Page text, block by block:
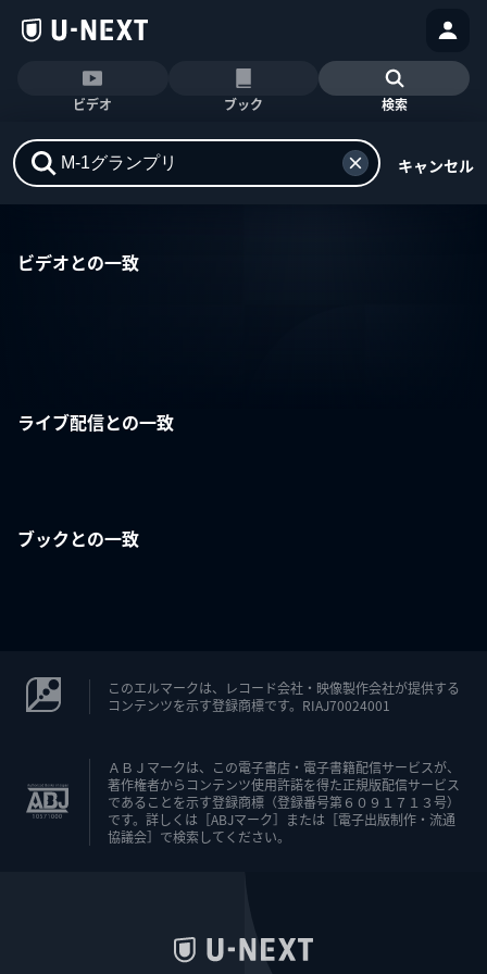
ビデオ ブック 検索
キャンセル
ビデオとの一致
ライブ配信との一致
ブックとの一致
このエルマークは、レコード会社・映像製作会社が提供する
コンテンツを示す登録商標です。RIAJ70024001
ＡＢＪマークは、この電子書店・電子書籍配信サービスが、
著作権者からコンテンツ使用許諾を得た正規版配信サービス
であることを示す登録商標（登録番号第６０９１７１３号）
です。詳しくは［ABJマーク］または［電子出版制作・流通
協議会］で検索してください。